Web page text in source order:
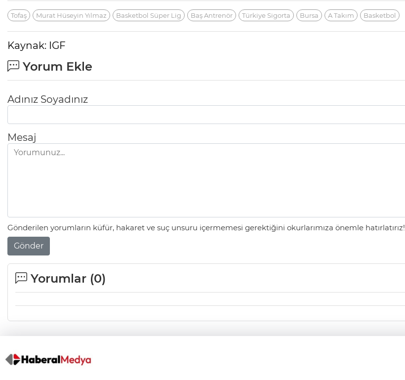
Tofaş Murat Hüseyin Yılmaz Basketbol Süper Lig Baş Antrenör Türkiye Sigorta Bursa A Takım Basketbol
Kaynak: IGF
Yorum Ekle
Adınız Soyadınız
Mesaj
Gönderilen yorumların küfür, hakaret ve suç unsuru içermemesi gerektiğini okurlarımıza önemle hatırlatırız!
Gönder
Yorumlar (0)